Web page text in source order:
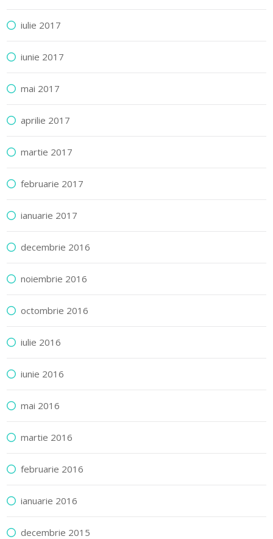
iulie 2017
iunie 2017
mai 2017
aprilie 2017
martie 2017
februarie 2017
ianuarie 2017
decembrie 2016
noiembrie 2016
octombrie 2016
iulie 2016
iunie 2016
mai 2016
martie 2016
februarie 2016
ianuarie 2016
decembrie 2015